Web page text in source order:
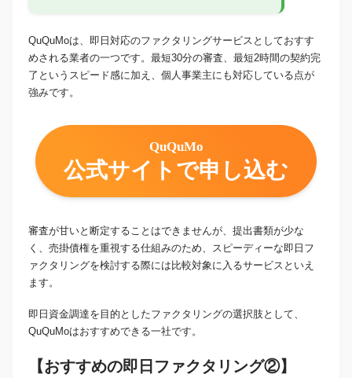
QuQuMoは、即日対応のファクタリングサービスとしておすす
めされる業者の一つです。最短30分の審査、最短2時間の契約完
了というスピード感に加え、個人事業主にも対応している点が
強みです。
QuQuMo
公式サイトで申し込む
審査が甘いと断定することはできませんが、提出書類が少な
く、売掛債権を重視する仕組みのため、スピーディーな即日フ
ァクタリングを検討する際には比較対象に入るサービスといえ
ます。
即日資金調達を目的としたファクタリングの選択肢として、
QuQuMoはおすすめできる一社です。
【おすすめの即日ファクタリング②】